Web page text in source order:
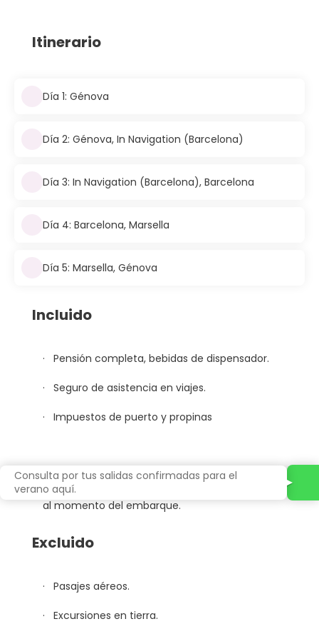
Itinerario
Día 1: Génova
Día 2: Génova, In Navigation (Barcelona)
Día 3: In Navigation (Barcelona), Barcelona
Día 4: Barcelona, Marsella
Día 5: Marsella, Génova
Incluido
· Pensión completa, bebidas de dispensador.
· Seguro de asistencia en viajes.
· Impuestos de puerto y propinas
*Cabina Interior Bella no permite selección de
cabina ni turno de cena. Cabina es asignada
al momento del embarque.
Excluido
· Pasajes aéreos.
· Excursiones en tierra.
Consulta por tus salidas confirmadas para el
verano aquí.